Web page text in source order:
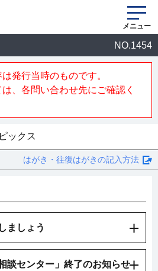
メニュー
NO.1454
発行当時のものです。
、各問い合わせ先にご確認く
ックス
はがき・往復はがきの記入方法
ましょう
談センター」終了のお知らせ